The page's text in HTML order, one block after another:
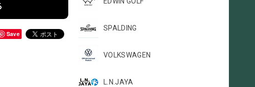
SPALDING
VOLKSWAGEN
L.N.JAYA
Save